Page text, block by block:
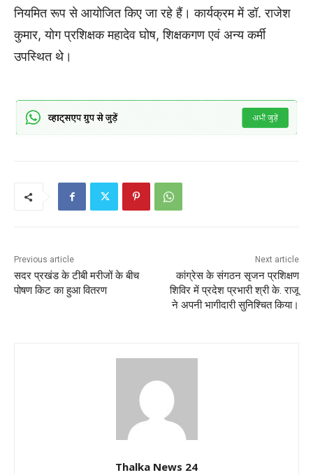
नियमित रूप से आयोजित किए जा रहे हैं। कार्यक्रम में डॉ. राजेश
कुमार, योग प्रशिक्षक महादेव घोष, शिक्षकगण एवं अन्य कर्मी
उपस्थित थे।
Previous article
सदर प्रखंड के टीबी मरीजों के बीच
पोषण किट का हुआ वितरण
Next article
कांग्रेस के संगठन सृजन प्रशिक्षण
शिविर में प्रदेश प्रभारी श्री के. राजू
ने अपनी भागीदारी सुनिश्चित किया।
Thalka News 24